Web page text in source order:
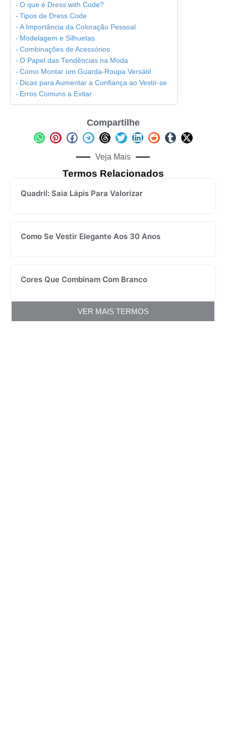
O que é Dress with Code?
Tipos de Dress Code
A Importância da Coloração Pessoal
Modelagem e Silhuetas
Combinações de Acessórios
O Papel das Tendências na Moda
Como Montar um Guarda-Roupa Versátil
Dicas para Aumentar a Confiança ao Vestir-se
Erros Comuns a Evitar
Compartilhe
Veja Mais
Termos Relacionados
Quadril: Saia Lápis Para Valorizar
Como Se Vestir Elegante Aos 30 Anos
Cores Que Combinam Com Branco
VER MAIS TERMOS